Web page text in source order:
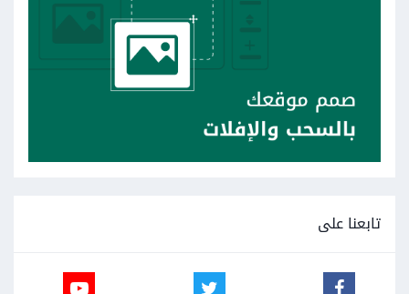
تابعنا على